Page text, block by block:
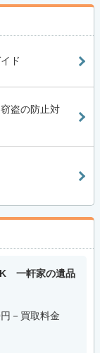
ド
盗の防止対
一軒家の遺品
－買取料金